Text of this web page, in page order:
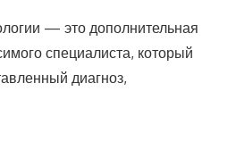
— это дополнительная
специалиста, который
диагноз,